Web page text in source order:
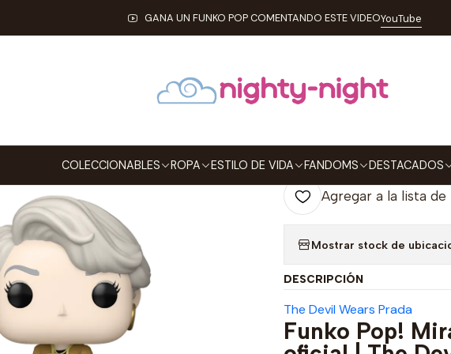
COLECCIONABLES ROPA ESTILO DE VIDA FANDOMS DESTACADOS
GANA UN FUNKO POP COMENTANDO ESTE VIDEOYouTube
FUNKO Pop! Movies Miranda Priestly Funko Pop The
Miranda
Prada 2043
Cantidad
Agregar a la lista
Mostrar stock de
DESCRIPCIÓN
The Devil Wears Prada
Funko Pop!